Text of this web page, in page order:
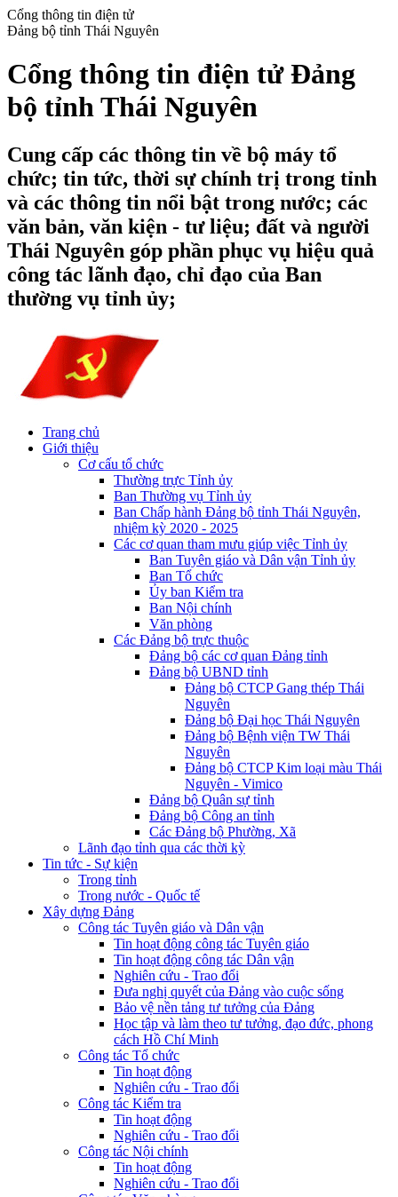
Cổng thông tin điện tử
Đảng bộ tỉnh Thái Nguyên
Cổng thông tin điện tử Đảng
bộ tỉnh Thái Nguyên
Cung cấp các thông tin về bộ máy tổ
chức; tin tức, thời sự chính trị trong tỉnh
và các thông tin nổi bật trong nước; các
văn bản, văn kiện - tư liệu; đất và người
Thái Nguyên góp phần phục vụ hiệu quả
công tác lãnh đạo, chỉ đạo của Ban
thường vụ tỉnh ủy;
Trang chủ
Giới thiệu
Cơ cấu tổ chức
Thường trực Tỉnh ủy
Ban Thường vụ Tỉnh ủy
Ban Chấp hành Đảng bộ tỉnh Thái Nguyên,
nhiệm kỳ 2020 - 2025
Các cơ quan tham mưu giúp việc Tỉnh ủy
Ban Tuyên giáo và Dân vận Tỉnh ủy
Ban Tổ chức
Ủy ban Kiểm tra
Ban Nội chính
Văn phòng
Các Đảng bộ trực thuộc
Đảng bộ các cơ quan Đảng tỉnh
Đảng bộ UBND tỉnh
Đảng bộ CTCP Gang thép Thái
Nguyên
Đảng bộ Đại học Thái Nguyên
Đảng bộ Bệnh viện TW Thái
Nguyên
Đảng bộ CTCP Kim loại màu Thái
Nguyên - Vimico
Đảng bộ Quân sự tỉnh
Đảng bộ Công an tỉnh
Các Đảng bộ Phường, Xã
Lãnh đạo tỉnh qua các thời kỳ
Tin tức - Sự kiện
Trong tỉnh
Trong nước - Quốc tế
Xây dựng Đảng
Công tác Tuyên giáo và Dân vận
Tin hoạt động công tác Tuyên giáo
Tin hoạt động công tác Dân vận
Nghiên cứu - Trao đổi
Đưa nghị quyết của Đảng vào cuộc sống
Bảo vệ nền tảng tư tưởng của Đảng
Học tập và làm theo tư tưởng, đạo đức, phong
cách Hồ Chí Minh
Công tác Tổ chức
Tin hoạt động
Nghiên cứu - Trao đổi
Công tác Kiểm tra
Tin hoạt động
Nghiên cứu - Trao đổi
Công tác Nội chính
Tin hoạt động
Nghiên cứu - Trao đổi